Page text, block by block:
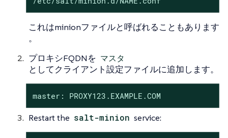
これはminionファイルと呼ばれることもあります
。
プロキシFQDNを マスタ
としてクライアント設定ファイルに追加します。
master: PROXY123.EXAMPLE.COM
Restart the salt-minion service: